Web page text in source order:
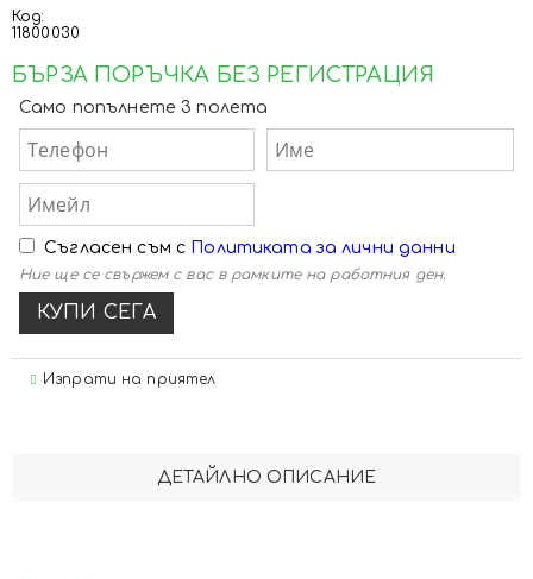
Код:
11800030
БЪРЗА ПОРЪЧКА БЕЗ РЕГИСТРАЦИЯ
Само попълнете 3 полета
Съгласен съм с Политиката за лични данни
Ние ще се свържем с вас в рамките на работния ден.
Изпрати на приятел
ДЕТАЙЛНО ОПИСАНИЕ